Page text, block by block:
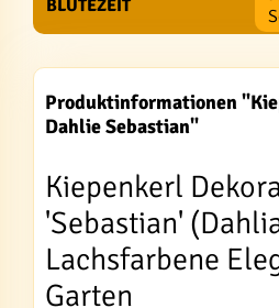
BLÜTEZEIT
Produktinformationen
Dahlie Sebastian"
Kiepenkerl
'Sebastian'
Lachsfarbene
Garten